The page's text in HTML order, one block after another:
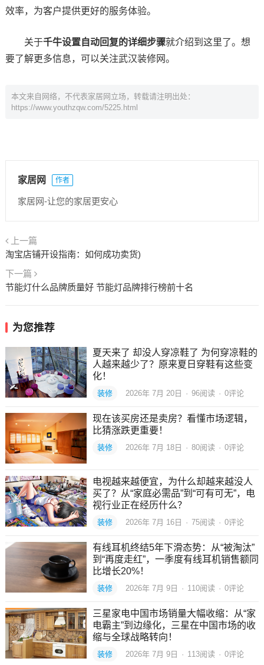
效率，为客户提供更好的服务体验。
关于千牛设置自动回复的详细步骤就介绍到这里了。想
要了解更多信息，可以关注武汉装修网。
本文来自网络，不代表家居网立场，转载请注明出处：
https://www.youthzqw.com/5225.html
家居网 作者
家居网-让您的家居更安心
上一篇
淘宝店铺开设指南：如何成功卖货)
下一篇
节能灯什么品牌质量好 节能灯品牌排行榜前十名
为您推荐
夏天来了 却没人穿凉鞋了 为何穿凉鞋的
人越来越少了？原来夏日穿鞋有这些变
化！
装修 2026年 7月 20日 · 96阅读 · 0评论
现在该买房还是卖房？看懂市场逻辑，
比猜涨跌更重要！
装修 2026年 7月 18日 · 80阅读 · 0评论
电视越来越便宜，为什么却越来越没人
买了？从“家庭必需品”到“可有可无”，电
视行业正在经历什么？
装修 2026年 7月 16日 · 75阅读 · 0评论
有线耳机终结5年下滑态势：从“被淘汰”
到“再度走红”，一季度有线耳机销售额同
比增长20%！
装修 2026年 7月 9日 · 110阅读 · 0评论
三星家电中国市场销量大幅收缩：从“家
电霸主”到边缘化，三星在中国市场的收
缩与全球战略转向！
装修 2026年 7月 9日 · 113阅读 · 0评论